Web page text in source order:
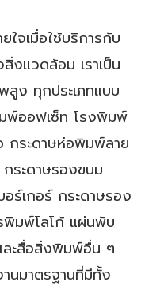
จเมื่อใช้บริการกับ
งแวดล้อม เราเป็น
ง ทุกประเภทแบบ
พ์ออฟเซ็ท โรงพิมพ์
กระดาษห่อพิมพ์ลาย
กระดาษรองขนม
อร์เกอร์ กระดาษรอง
พิมพ์โลโก้ แผ่นพับ
ละสื่อสิ่งพิมพ์อื่น ๆ
นมาตรฐานที่มีทั้ง